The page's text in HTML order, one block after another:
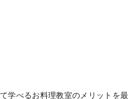
学べるお料理教室のメリットを最